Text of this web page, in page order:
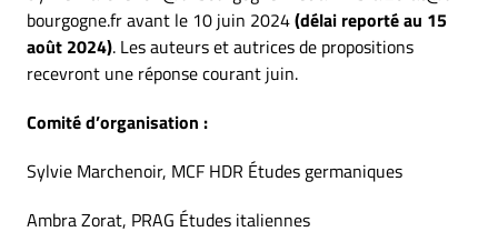
bourgogne.fr avant le 10 juin 2024(délai reporté au 15
août 2024). Les auteurs et autrices de propositions
recevront une réponse courant juin.
Comité d’organisation :
Sylvie Marchenoir, MCF HDR Études germaniques
Ambra Zorat, PRAG Études italiennes